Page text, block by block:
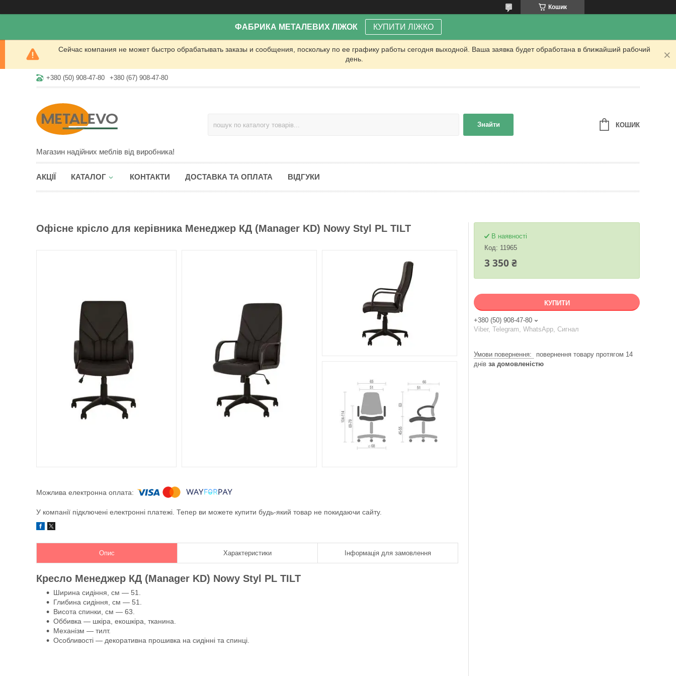
Кошик
ФАБРИКА МЕТАЛЕВИХ ЛІЖОК КУПИТИ ЛІЖКО
Сейчас компания не может быстро обрабатывать заказы и сообщения, поскольку по ее графику работы сегодня выходной. Ваша заявка будет обработана в ближайший рабочий
день.
+380 (50) 908-47-80 +380 (67) 908-47-80
Магазин надійних меблів від виробника!
Знайти КОШИК
АКЦІЇ КАТАЛОГ КОНТАКТИ ДОСТАВКА ТА ОПЛАТА ВІДГУКИ
Офісне крісло для керівника Менеджер КД (Manager KD) Nowy Styl PL TILT
У компанії підключені електронні платежі. Тепер ви можете купити будь-який товар не покидаючи сайту.
Опис Характеристики Інформація для замовлення
Кресло Менеджер КД (Manager KD) Nowy Styl PL TILT
Ширина сидіння, см — 51.
Глибина сидіння, см — 51.
Висота спинки, см — 63.
Оббивка — шкіра, екошкіра, тканина.
Механізм — тилт.
Особливості — декоративна прошивка на сидінні та спинці.
В наявності
Код: 11965
3 350 ₴
КУПИТИ
+380 (50) 908-47-80
Viber, Telegram, WhatsApp, Сигнал
повернення товару протягом 14
днів за домовленістю